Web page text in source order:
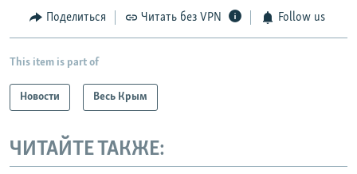
Поделиться Читать без VPN Follow us
This item is part of
Новости Весь Крым
ЧИТАЙТЕ ТАКЖЕ: